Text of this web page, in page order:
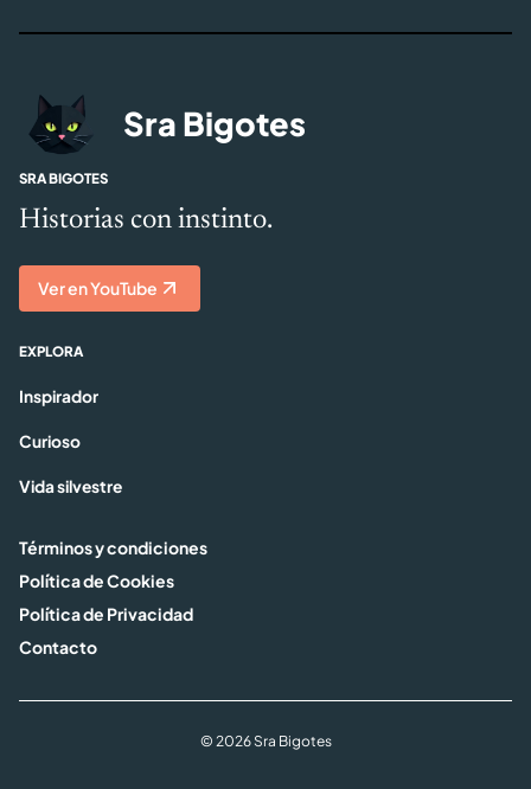
Sra Bigotes
SRA BIGOTES
Historias con instinto.
Ver en YouTube
EXPLORA
Inspirador
Curioso
Vida silvestre
Términos y condiciones
Política de Cookies
Política de Privacidad
Contacto
© 2026 Sra Bigotes